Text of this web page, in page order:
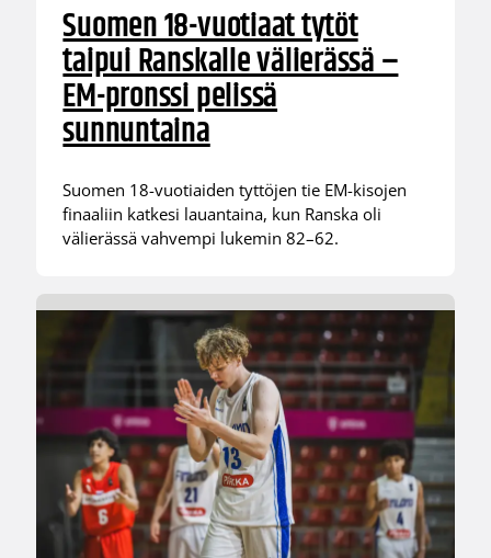
Suomen 18-vuotiaat tytöt
taipui Ranskalle välierässä –
EM-pronssi pelissä
sunnuntaina
Suomen 18-vuotiaiden tyttöjen tie EM-kisojen
finaaliin katkesi lauantaina, kun Ranska oli
välierässä vahvempi lukemin 82–62.